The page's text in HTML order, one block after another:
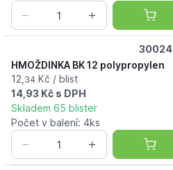
30024
HMOŽDINKA BK 12 polypropylen
12, 34 Kč / blist
14,93 Kč s DPH
Skladem 65 blister
Počet v balení: 4ks